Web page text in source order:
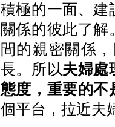
積極的一面、建
關係的彼此了
間的親密關係
長。所以夫婦處
態度，重要的不
個平台，拉近夫